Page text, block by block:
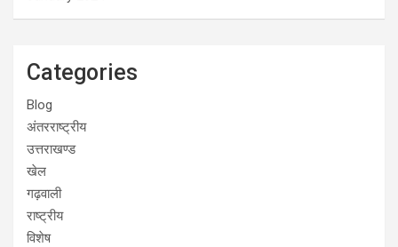
Categories
Blog
अंतरराष्ट्रीय
उत्तराखण्ड
खेल
गढ़वाली
राष्ट्रीय
विशेष